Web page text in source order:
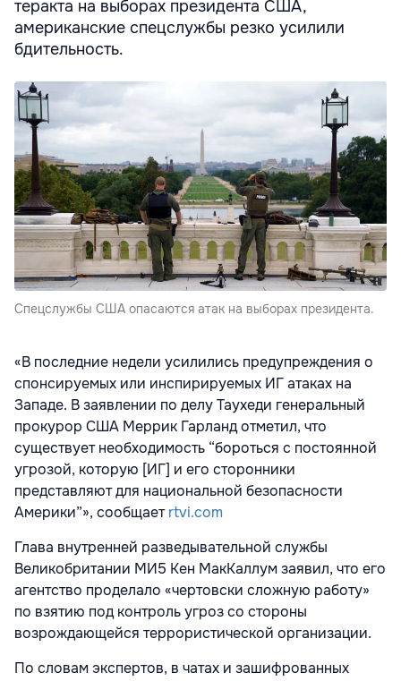
теракта на выборах президента США,
американские спецслужбы резко усилили
бдительность.
Спецслужбы США опасаются атак на выборах президента.
«В последние недели усилились предупреждения о
спонсируемых или инспирируемых ИГ атаках на
Западе. В заявлении по делу Таухеди генеральный
прокурор США Меррик Гарланд отметил, что
существует необходимость ­“бороться с постоянной
угрозой, которую [ИГ] и его сторонники
представляют для национальной безопасности
Америки”», сообщаетrtvi.com
Глава внутренней разведывательной службы
Великобритании МИ5 Кен МакКаллум заявил, что его
агентство проделало «чертовски сложную работу»
по взятию под контроль угроз со стороны
возрождающейся террористической организации.
По словам экспертов, в чатах и зашифрованных